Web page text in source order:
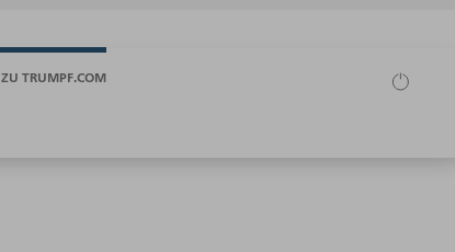
ZU TRUMPF.COM